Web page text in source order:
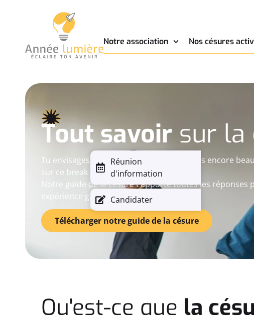
Notre association Nos césures
Réunion
d'information
Candidater
Tout savoir sur la
Tu envisages de faire une césure mais tu as encore
sur ce break dans ton parcours ?
Notre guide de la césure t’apporte toutes les réponses
expérience gagnante.
Télécharger notre guide de la césure
Qu'est-ce que la